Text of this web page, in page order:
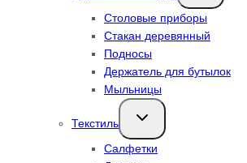
Столовые приборы
Стакан деревянный
Подносы
Держатель для бутылок
Мыльницы
Текстиль
Переключить
дочернее
Салфетки